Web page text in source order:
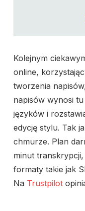
Kolejnym
online,
tworzenia
napisów wynosi tu
języków i
edycję stylu. Tak
chmurze. Plan
minut transkrypcji,
formaty takie jak
Na Trustpilot